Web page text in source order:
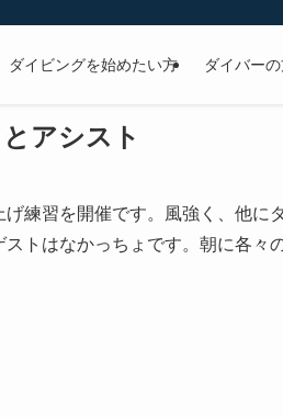
ダイビングを始めたい方 ダイバー
アシスト
練習を開催です。風強く、他に
トはなかっちょです。朝に各々